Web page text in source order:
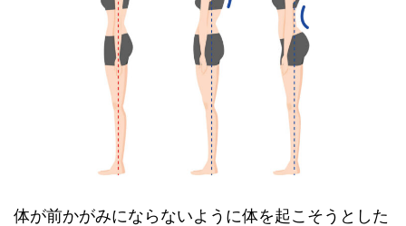
体が前かがみにならないように体を起こそうとした